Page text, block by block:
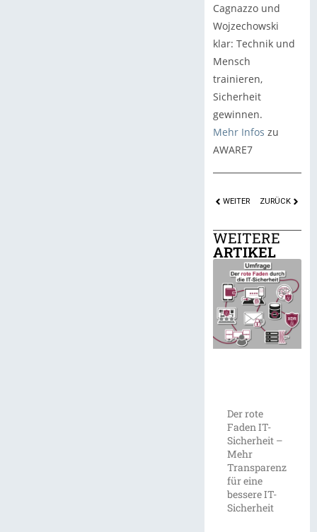
Cagnazzo und
Wojzechowski
klar: Technik und
Mensch
trainieren,
Sicherheit
gewinnen.
Mehr Infos zu
AWARE7
WEITER ZURÜCK
WEITERE
ARTIKEL
Der rote
Faden IT-
Sicherheit –
Mehr
Transparenz
für eine
bessere IT-
Sicherheit